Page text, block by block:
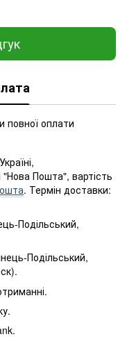
повної оплати
Пошта", вартість
. Термін доставки:
Подільський,
Подільський,